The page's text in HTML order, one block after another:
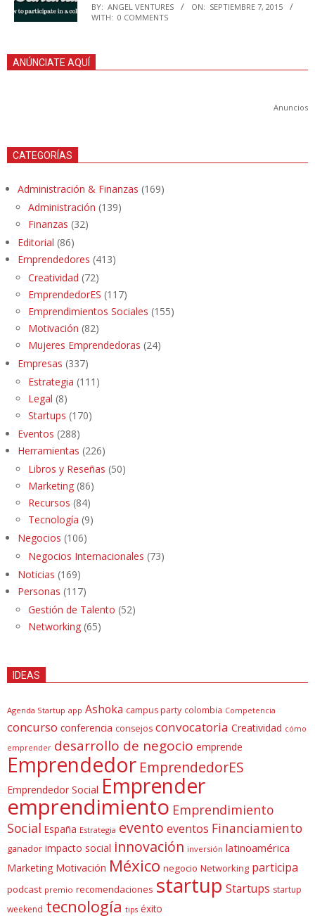
BY: ANGEL VENTURES ON: SEPTIEMBRE 7, 2015
WITH: 0 COMMENTS
ANÚNCIATE AQUÍ
Anuncios
CATEGORÍAS
Administración & Finanzas (169)
Administración (139)
Finanzas (32)
Editorial (86)
Emprendedores (413)
Creatividad (72)
EmprendedorES (117)
Emprendimientos Sociales (155)
Motivación (82)
Mujeres Emprendedoras (24)
Empresas (337)
Estrategia (111)
Legal (8)
Startups (170)
Eventos (288)
Herramientas (226)
Libros y Reseñas (50)
Marketing (86)
Recursos (84)
Tecnología (9)
Negocios (106)
Negocios Internacionales (73)
Noticias (169)
Personas (117)
Gestión de Talento (52)
Networking (65)
IDEAS
Agenda Startup app Ashoka campus party colombia Competencia
concurso conferencia consejos convocatoria Creatividad cómo
emprender desarrollo de negocio emprende
Emprendedor EmprendedorES
Emprendedor Social Emprender
emprendimiento Emprendimiento
Social España Estrategia evento eventos Financiamiento
ganador impacto social innovación inversión latinoamérica
Marketing Motivación México negocio Networking participa
podcast premio recomendaciones startup Startups startup
weekend tecnología tips éxito